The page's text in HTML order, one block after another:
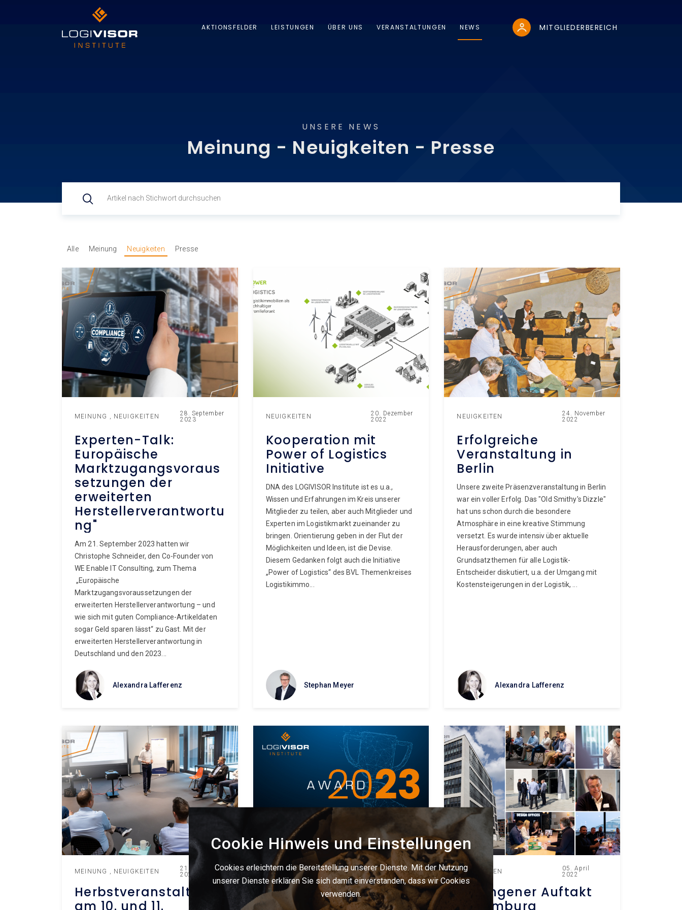
AKTIONSFELDER LEISTUNGEN ÜBER UNS VERANSTALTUNGEN NEWS MITGLIEDERBEREICH
UNSERE NEWS
Mei­nung - Neu­ig­kei­ten - Pres­se
Alle Meinung Neuigkeiten Presse
MEINUNG NEUIGKEITEN
28. September
2023
Experten-Talk:
Europäische
Marktzugangsvoraus
setzungen der
erweiterten
Herstellerverantwortu
ng"
Am 21. September 2023 hatten wir
Christophe Schneider, den Co-Founder von
WE Enable IT Consulting, zum Thema
„Europäische
Marktzugangsvoraussetzungen der
erweiterten Herstellerverantwortung – und
wie sich mit guten Compliance-Artikeldaten
sogar Geld sparen lässt“ zu Gast. Mit der
erweiterten Herstellerverantwortung in
Deutschland und den 2023...
Alexandra Lafferenz
NEUIGKEITEN
20. Dezember
2022
Kooperation mit
Power of Logistics
Initiative
DNA des LOGIVISOR Institute ist es u.a.,
Wissen und Erfahrungen im Kreis unserer
Mitglieder zu teilen, aber auch Mitglieder und
Experten im Logistikmarkt zueinander zu
bringen. Orientierung geben in der Flut der
Möglichkeiten und Ideen, ist die Devise.
Diesem Gedanken folgt auch die Initiative
„Power of Logistics“ des BVL Themenkreises
Logistikimmo...
Stephan Meyer
NEUIGKEITEN
24. November
2022
Erfolgreiche
Veranstaltung in
Berlin
Unsere zweite Präsenzveranstaltung in Berlin
war ein voller Erfolg. Das "Old Smithy's Dizzle"
hat uns schon durch die besondere
Atmosphäre in eine kreative Stimmung
versetzt. Es wurde intensiv über aktuelle
Herausforderungen, aber auch
Grundsatzthemen für alle Logistik-
Entscheider diskutiert, u.a. der Umgang mit
Kostensteigerungen in der Logistik, ...
Alexandra Lafferenz
MEINUNG NEUIGKEITEN
21. Oktober
2022
Herbstveranstaltung
am 10. und 11.
MEINUNG NEUIGKEITEN
PRESSE
18. Oktober
2022
Logistikdienstleister
NEUIGKEITEN
05. April
2022
Gelungener Auftakt
in Hamburg
Cookie Hinweis und Einstellungen
Cookies erleichtern die Bereitstellung unserer Dienste. Mit der Nutzung
unserer Dienste erklären Sie sich damit einverstanden, dass wir Cookies
verwenden.